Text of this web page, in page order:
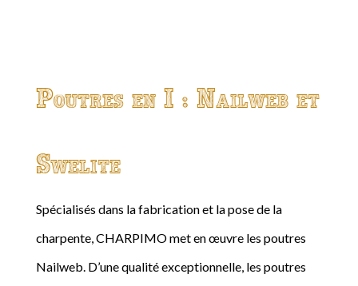
Poutres en I : Nailweb et
Swelite
Spécialisés dans la fabrication et la pose de la
charpente, CHARPIMO met en œuvre les poutres
Nailweb. D’une qualité exceptionnelle, les poutres